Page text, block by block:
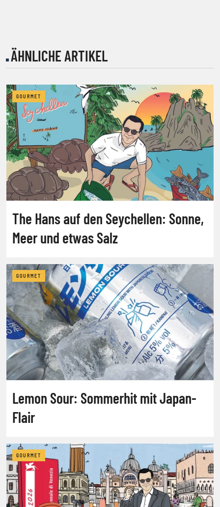
ÄHNLICHE ARTIKEL
GOURMET
The Hans auf den Seychellen: Sonne,
Meer und etwas Salz
GOURMET
Lemon Sour: Sommerhit mit Japan-
Flair
GOURMET